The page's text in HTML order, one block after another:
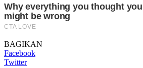
BAGIKAN
Facebook
Twitter